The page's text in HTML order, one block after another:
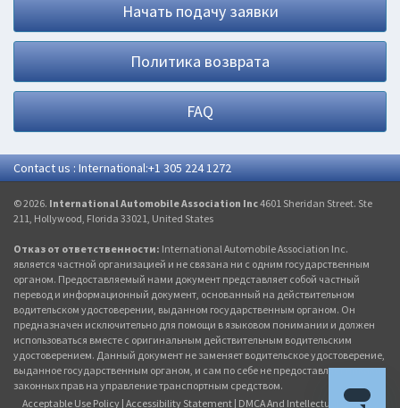
Начать подачу заявки
Политика возврата
FAQ
Contact us : International:+1 305 224 1272
© 2026. International Automobile Association Inc4601 Sheridan Street. Ste
211, Hollywood, Florida 33021, United States
Отказ от ответственности: International Automobile Association Inc.
является частной организацией и не связана ни с одним государственным
органом. Предоставляемый нами документ представляет собой частный
перевод и информационный документ, основанный на действительном
водительском удостоверении, выданном государственным органом. Он
предназначен исключительно для помощи в языковом понимании и должен
использоваться вместе с оригинальным действительным водительским
удостоверением. Данный документ не заменяет водительское удостоверение,
выданное государственным органом, и сам по себе не предоставляет никаких
законных прав на управление транспортным средством.
Acceptable Use Policy| Accessibility Statement| DMCA And Intellectual Property